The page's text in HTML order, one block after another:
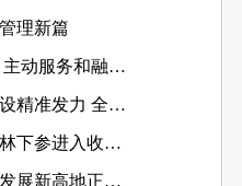
理新篇
准确全面贯彻新发展理念 主动服务和融入新发展格局 九台区向“新”求“质”推动高质量发展
长春市九台区帮扶车间建设精准发力 全面开启赋能乡村振兴新篇章
希望的田野｜吉林九台：林下参进入收获期 原生态种植“参”机勃勃
长春九台：区域民营经济发展新高地正在崛起